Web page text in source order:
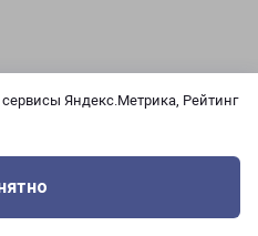
Яндекс.Метрика, Рейтинг
22:00